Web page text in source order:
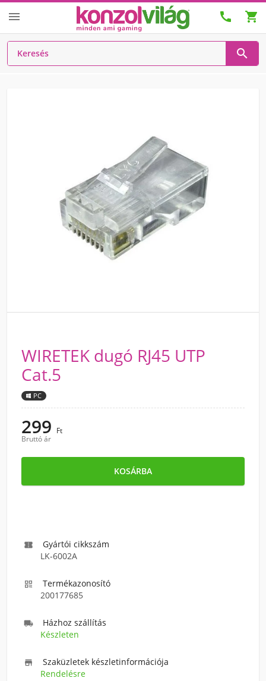
  

WIRETEK dugó RJ45 UTP
Cat.5
PC
299 Ft
Bruttó ár
KOSÁRBA

Gyártói cikkszám
LK-6002A

Termékazonosító
200177685

Házhoz szállítás
Készleten

Szaküzletek készletinformációja
Rendelésre